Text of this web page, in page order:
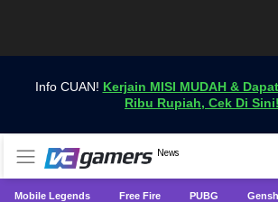
Info CUAN! Kerjain MISI MUDAH &
Ribu Rupiah, Cek Di Sini!
VCGamers
News
Dapatkan Berita Games
Mobile Legends Free Fire PUBG